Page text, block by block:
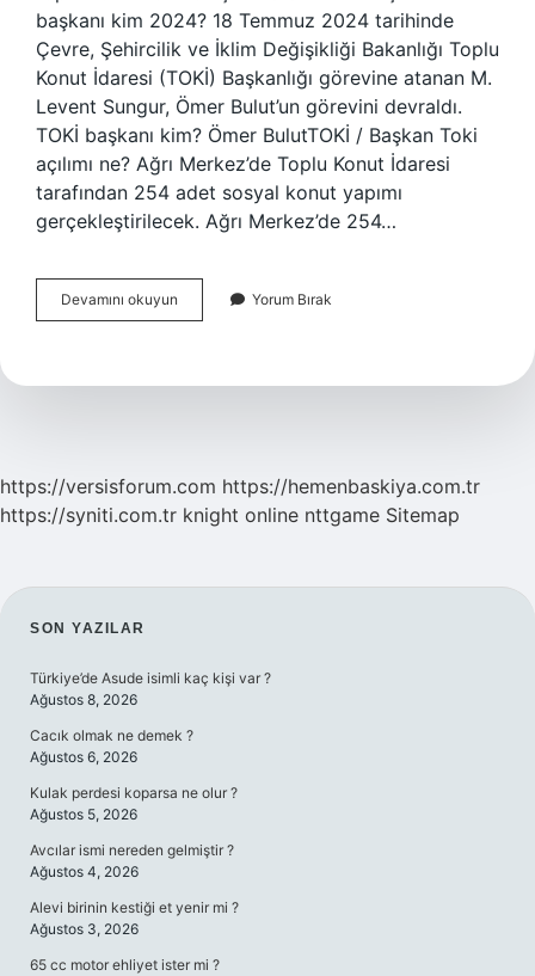
başkanı kim 2024? 18 Temmuz 2024 tarihinde
Çevre, Şehircilik ve İklim Değişikliği Bakanlığı Toplu
Konut İdaresi (TOKİ) Başkanlığı görevine atanan M.
Levent Sungur, Ömer Bulut’un görevini devraldı.
TOKİ başkanı kim? Ömer BulutTOKİ / Başkan Toki
açılımı ne? Ağrı Merkez’de Toplu Konut İdaresi
tarafından 254 adet sosyal konut yapımı
gerçekleştirilecek. Ağrı Merkez’de 254…
Devamını okuyun
Sahibi
Yorum Bırak
https://versisforum.com https://hemenbaskiya.com.tr
https://syniti.com.tr knight online nttgame Sitemap
SIDEBAR
SON YAZILAR
Türkiye’de Asude isimli kaç kişi var ?
Ağustos 8, 2026
Cacık olmak ne demek ?
Ağustos 6, 2026
Kulak perdesi koparsa ne olur ?
Ağustos 5, 2026
Avcılar ismi nereden gelmiştir ?
Ağustos 4, 2026
Alevi birinin kestiği et yenir mi ?
Ağustos 3, 2026
65 cc motor ehliyet ister mi ?